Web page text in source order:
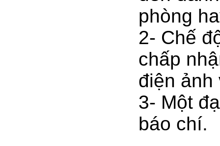
phòng
2- Chế
chấp
điện
3- Một
báo chí.